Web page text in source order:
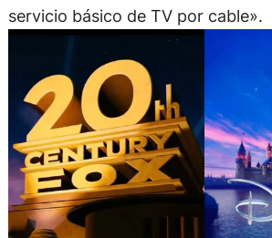
servicio básico de TV por cable».